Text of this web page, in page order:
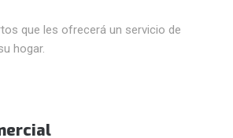
que les ofrecerá un servicio de
hogar.